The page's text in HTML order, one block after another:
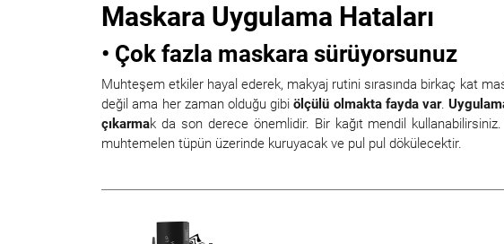
Maskara Uygulama Hataları
• Çok fazla maskara sürüyorsunuz
Muhteşem etkiler hayal ederek, makyaj rutini sırasında birkaç kat
değil ama her zaman olduğu gibiölçülü olmakta fayda var.
çıkarmak da son derece önemlidir. Bir kağıt mendil
muhtemelen tüpün üzerinde kuruyacak ve pul pul dökülecektir.